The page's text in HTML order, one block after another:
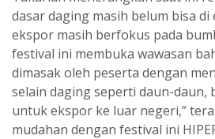
dasar daging masih belum bisa
ekspor masih berfokus pada
festival ini membuka wawasan
dimasak oleh peserta dengan
selain daging seperti daun-daun,
untuk ekspor ke luar negeri,”
mudahan dengan festival ini